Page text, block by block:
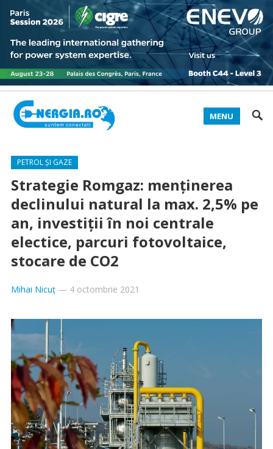
MENU
PETROL ȘI GAZE
Strategie Romgaz: menținerea
declinului natural la max. 2,5% pe
an, investiții în noi centrale
electice, parcuri fotovoltaice,
stocare de CO2
Mihai Nicuț— 4 octombrie 2021